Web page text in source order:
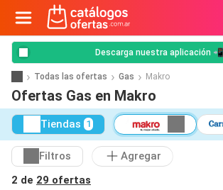
Descarga nuestra aplicación 📲
Todas las ofertas Gas Makro
Ofertas Gas en Makro
Tiendas 1
Filtros
Agregar
2 de 29 ofertas